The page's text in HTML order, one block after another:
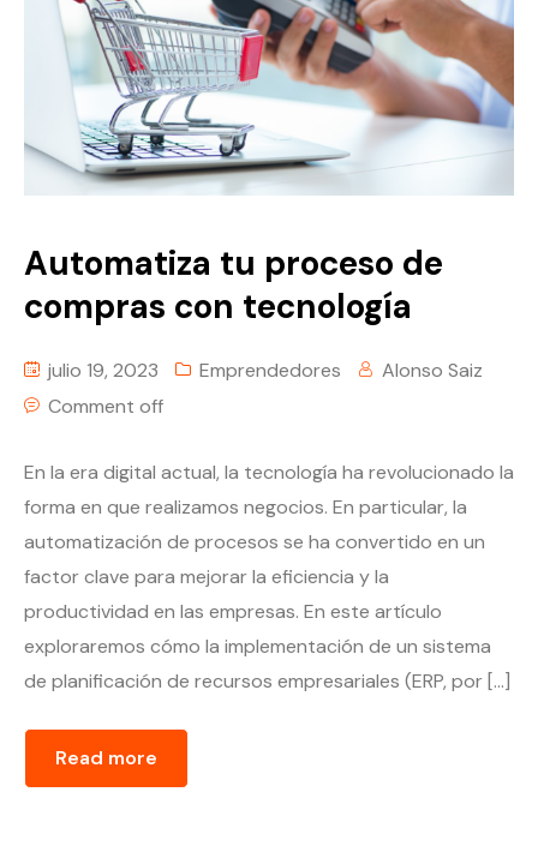
Automatiza tu proceso de
compras con tecnología
julio 19, 2023 Emprendedores
Alonso Saiz
Comment off
En la era digital actual, la tecnología ha revolucionado la
forma en que realizamos negocios. En particular, la
automatización de procesos se ha convertido en un
factor clave para mejorar la eficiencia y la
productividad en las empresas. En este artículo
exploraremos cómo la implementación de un sistema
de planificación de recursos empresariales (ERP, por […]
Read more